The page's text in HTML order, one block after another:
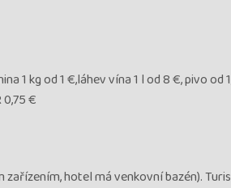
1 kg od 1 €,láhev vína 1 l od 8 €, pivo od
€
hotel má venkovní bazén).